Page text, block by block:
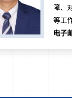
障、
等工
电子